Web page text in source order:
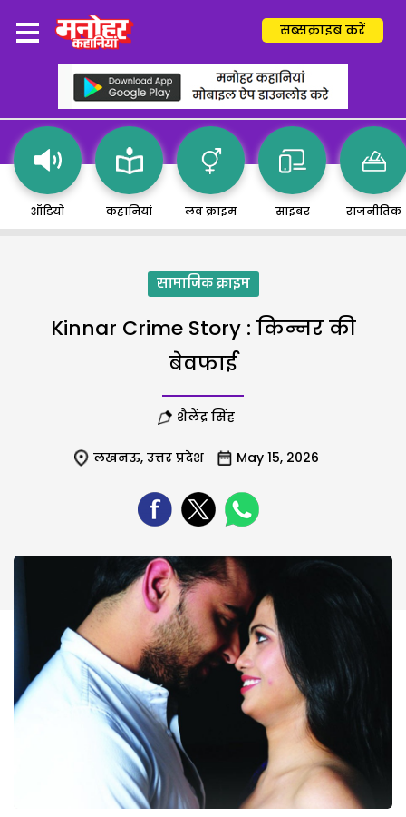
सब्सक्राइब करें
ऑडियो कहानियां लव क्राइम साइबर राजनीतिक
सामाजिक क्राइम
Kinnar Crime Story : किन्नर की
बेवफाई
शैलेंद्र सिंह
लखनऊ, उत्तर प्रदेश May 15, 2026